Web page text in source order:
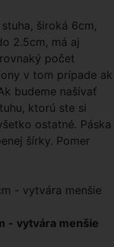
široká 6cm,
2.5cm, má aj
počet
v tom prípade ak
budeme našívať
ktorú ste si
ostatné. Páska
šírky. Pomer
- vytvára menšie